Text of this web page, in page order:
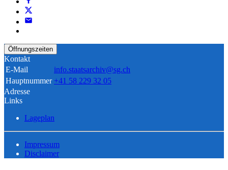
Öffnungszeiten
Kontakt
E-Mail
info.staatsarchiv@sg.ch
Hauptnummer +41 58 229 32 05
Adresse
Links
Lageplan
Impressum
Disclaimer